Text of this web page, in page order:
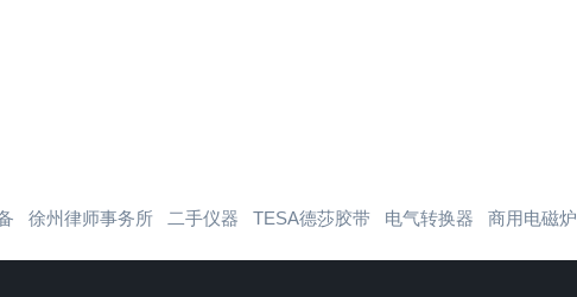
徐州律师事务所 二手仪器 TESA德莎胶带 电气转换器 商用电磁炉